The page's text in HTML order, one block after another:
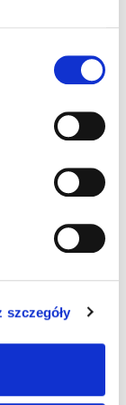
szczegóły